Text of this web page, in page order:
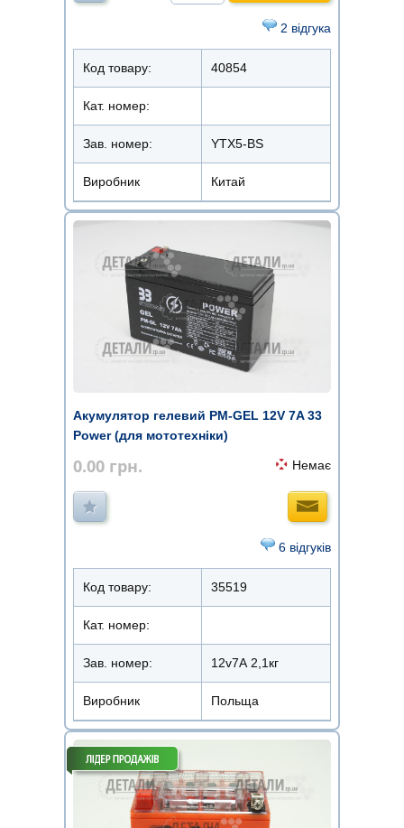
2 відгука
Код товару: 40854
Кат. номер:
Зав. номер: YTX5-BS
Виробник Китай
Акумулятор гелевий PM-GEL 12V 7A 33
Power (для мототехніки)
0.00 грн. Немає
6 відгуків
Код товару: 35519
Кат. номер:
Зав. номер: 12v7А 2,1кг
Виробник Польща